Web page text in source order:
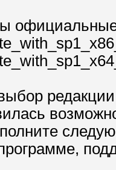
редакции